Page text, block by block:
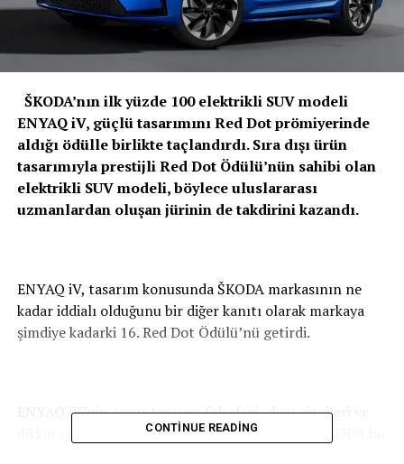
ŠKODA’nın ilk yüzde 100 elektrikli SUV modeli
ENYAQ iV, güçlü tasarımını Red Dot prömiyerinde
aldığı ödülle birlikte taçlandırdı. Sıra dışı ürün
tasarımıyla prestijli Red Dot Ödülü’nün sahibi olan
elektrikli SUV modeli, böylece uluslararası
uzmanlardan oluşan jürinin de takdirini kazandı.
ENYAQ iV, tasarım konusunda ŠKODA markasının ne
kadar iddialı olduğunu bir diğer kanıtı olarak markaya
şimdiye kadarki 16. Red Dot Ödülü’nü getirdi.
ENYAQ iV’nin cesur tasarım felsefesi, akıcı çizgileri ve
dikkat çekici ön panjuru büyük beğeni topladı. ŠKODA bu
CONTINUE READING